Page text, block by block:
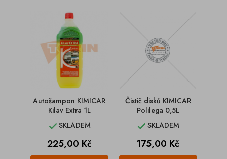
Autošampon KIMICAR
Kilav Extra 1L
SKLADEM
Cena
225,00 Kč
Čistič disků KIMICAR
Polilega 0,5L
SKLADEM
Cena
175,00 Kč